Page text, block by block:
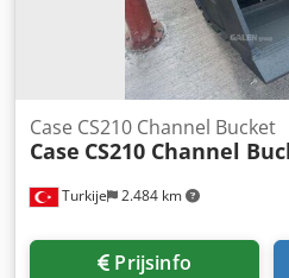
Turkije 2.484 km
Case CS210 Channel Bucket
Case CS210 Channel
Prijsinfo